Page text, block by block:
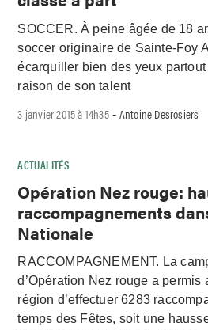
SOCCER. À peine âgée de 18
soccer originaire de Sainte-Foy
écarquiller bien des yeux
raison de son talent
3 janvier 2015 à 14h35- Antoine Desrosiers
ACTUALITÉS
Opération Nez rouge:
raccompagnements
Nationale
RACCOMPAGNEMENT. La
d’Opération Nez rouge a permis
région d’effectuer 6283
temps des Fêtes, soit une